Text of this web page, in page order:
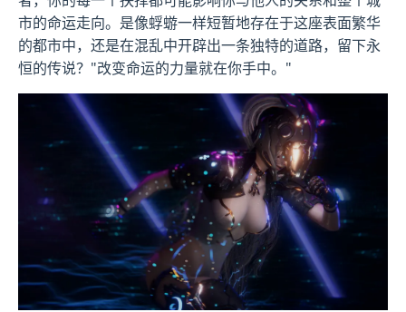
市的命运走向。是像蜉蝣一样短暂地存在于这座表面繁华
的都市中，还是在混乱中开辟出一条独特的道路，留下永
恒的传说？"改变命运的力量就在你手中。"